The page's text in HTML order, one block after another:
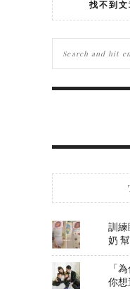
找不到
訓練
奶
「
你想